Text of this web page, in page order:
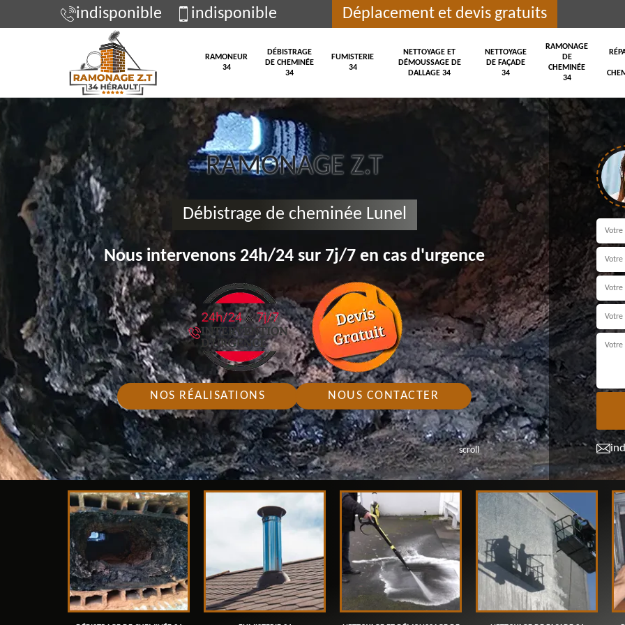
indisponible indisponible Déplacement et devis gratuits
RAMONEUR
34
DÉBISTRAGE
DE CHEMINÉE
34
FUMISTERIE
34
NETTOYAGE ET
DÉMOUSSAGE DE
DALLAGE 34
NETTOYAGE
DE FAÇADE
34
RAMONAGE
DE
CHEMINÉE
34
scroll
RAMONAGE Z.T
Débistrage de cheminée Lunel
Nous intervenons 24h/24 sur 7j/7 en cas d'urgence
NOS RÉALISATIONS NOUS CONTACTER